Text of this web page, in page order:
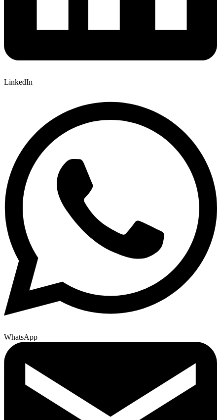
LinkedIn
WhatsApp